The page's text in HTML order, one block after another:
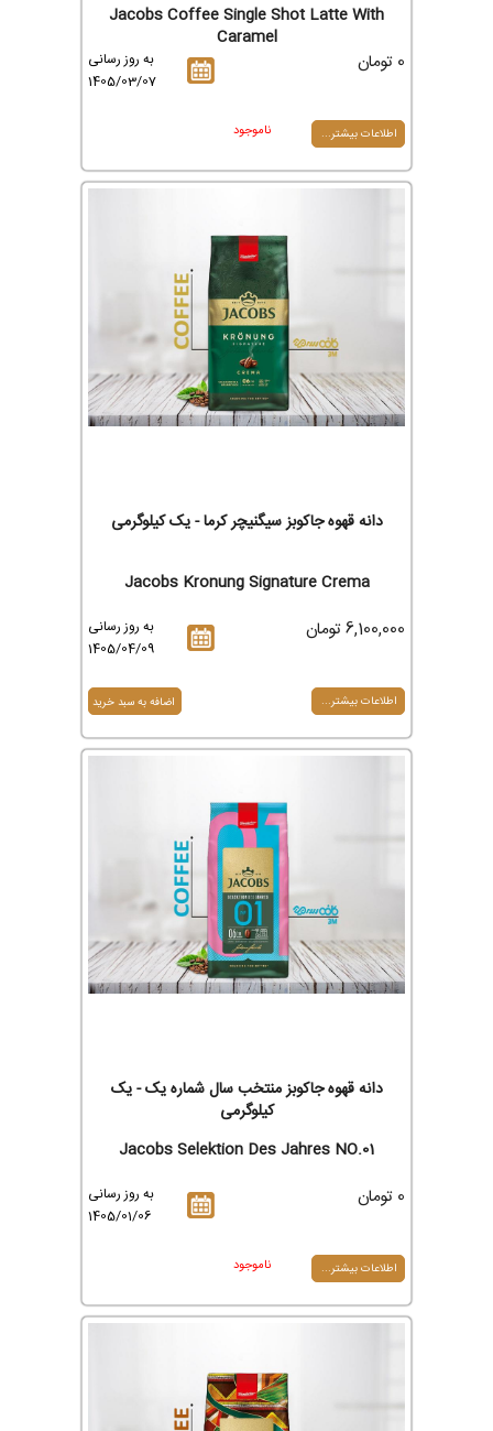
Jacobs Coffee Single Shot Latte With
Caramel
به روز رسانی
1405/03/07
0 تومان
اطلاعات بیشتر... ناموجود
دانه قهوه جاکوبز سیگنیچر کرما - یک کیلوگرمی
Jacobs Kronung Signature Crema
به روز رسانی
1405/04/09
6,100,000 تومان
اطلاعات بیشتر...
دانه قهوه جاکوبز منتخب سال شماره یک - یک
کیلوگرمی
Jacobs Selektion Des Jahres NO.01
به روز رسانی
1405/01/06
0 تومان
اطلاعات بیشتر... ناموجود